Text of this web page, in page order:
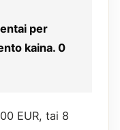
per
kaina. 0
EUR, tai 8